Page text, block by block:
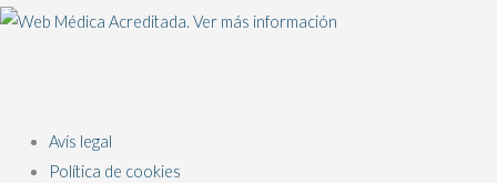
Avís legal
Política de cookies